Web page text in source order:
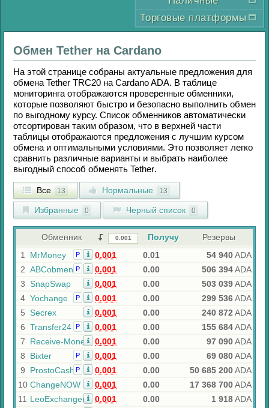
Торговые платформы
Обмен Tether на Cardano
На этой странице собраны актуальные предложения для
обмена Tether TRC20 на Cardano ADA. В таблице
мониторинга отображаются проверенные обменники,
которые позволяют быстро и безопасно выполнить обмен
по выгодному курсу. Список обменников автоматически
отсортирован таким образом, что в верхней части
таблицы отображаются предложения с лучшим курсом
обмена и оптимальными условиями. Это позволяет легко
сравнить различные варианты и выбрать наиболее
выгодный способ обменять Tether.
Все 13 Нормальные 13
Избранные 0 Черный список 0
Обменник Получу
Резервы
1
MrMoney Р 0.001 0.01 54 940ADA
2 ABCobmen Р 0.001 0.00 506 394ADA
3 SnapSwap 0.001 0.00 503 039ADA
4 Yochange Р 0.001 0.00 299 536ADA
5 Secrex 0.001 0.00 240 872 ADA
6 Transfer24 Р 0.001 0.00 155 684ADA
7
Receive-Money 0.001 0.00 97 090ADA
8
Bixter Р 0.001 0.00 69 080ADA
9
ProstoCash Р 0.001 0.00 50 685 200ADA
10 ChangeNOW 0.001 0.00 17 368 700ADA
11 LeoExchanger 0.001 0.00 1 918ADA